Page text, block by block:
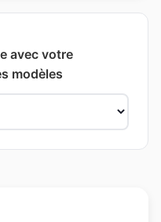
avec votre
modèles